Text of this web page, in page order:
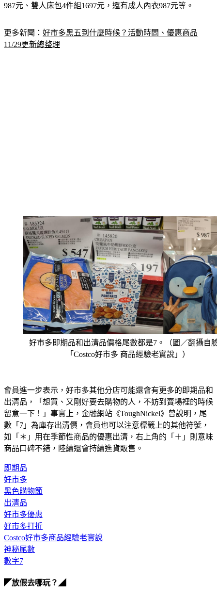
11/29更新總整理
好市多即期品和出清品價格尾數都是7。（圖／翻攝自
「Costco好市多 商品經驗老實說」）
出清品，「想買、又剛好要去購物的人，不妨到賣場裡的時候
留意一下！」事實上，金融網站《ToughNickel》曾說明，尾
數「7」為庫存出清價，會員也可以注意標籤上的其他符號，
如「＊」用在季節性商品的優惠出清，右上角的「＋」則意味
商品口碑不錯，陸續還會持續進貨販售。
好市多
黑色購物節
出清品
好市多優惠
好市多打折
Costco好市多商品經驗老實說
神秘尾數
數字7